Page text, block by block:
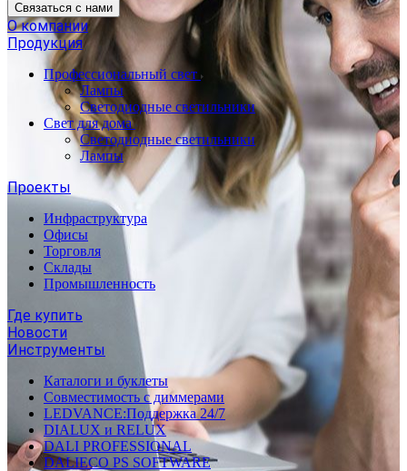
Связаться с нами
О компании
Продукция
Профессиональный свет
Лампы
Светодиодные светильники
Свет для дома
Светодиодные светильники
Лампы
Проекты
Инфраструктура
Офисы
Торговля
Склады
Промышленность
Где купить
Новости
Инструменты
Каталоги и буклеты
Совместимость с диммерами
LEDVANCE:Поддержка 24/7
DIALUX и RELUX
DALI PROFESSIONAL
DALIECO PS SOFTWARE